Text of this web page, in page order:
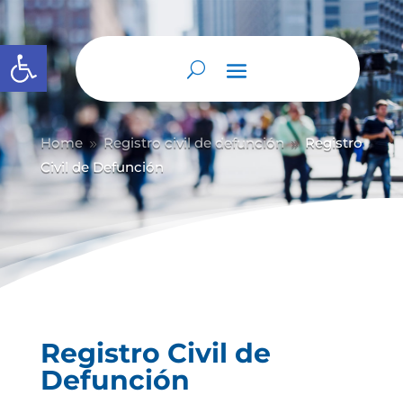
Abrir barra de herramientas
Home 9 Registro civil de defunción 9 Registro
Civil de Defunción
Registro Civil de
Defunción